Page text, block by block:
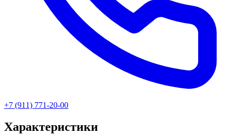
+7 (911) 771-20-00
Характеристики